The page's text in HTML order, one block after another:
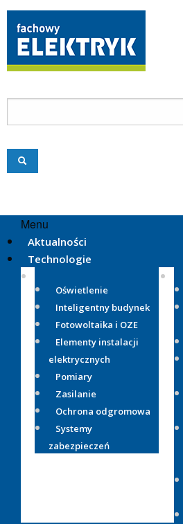
Menu
Aktualności
Technologie
Oświetlenie
Inteligentny budynek
Fotowoltaika i OZE
Elementy instalacji
elektrycznych
Pomiary
Zasilanie
Ochrona odgromowa
Systemy
zabezpieczeń